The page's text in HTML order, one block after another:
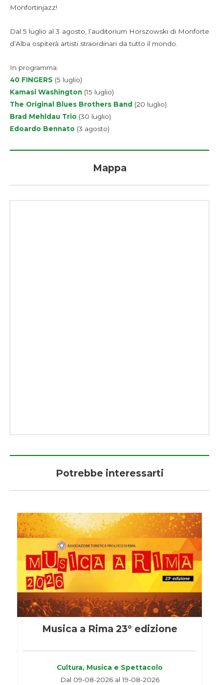
Monfortinjazz!
Dal 5 luglio al 3 agosto, l’auditorium Horszowski di Monforte
d’Alba ospiterà artisti straordinari da tutto il mondo.
In programma:
40 FINGERS (5 luglio)
Kamasi Washington (15 luglio)
The Original Blues Brothers Band (20 luglio)
Brad Mehldau Trio (30 luglio)
Edoardo Bennato (3 agosto)
Mappa
Potrebbe interessarti
Musica a Rima 23° edizione
Cultura, Musica e Spettacolo
Dal 09-08-2026 al 19-08-2026